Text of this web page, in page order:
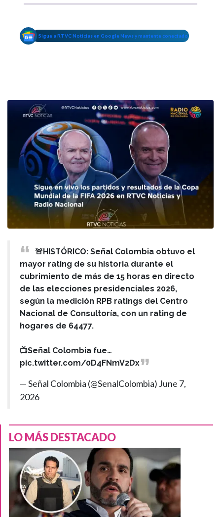
Sigue a RTVC Noticias en Google News y mantente conectado
🚨HISTÓRICO: Señal Colombia obtuvo el
mayor rating de su historia durante el
cubrimiento de más de 15 horas en directo
de las elecciones presidenciales 2026,
según la medición RPB ratings del Centro
Nacional de Consultoría, con un rating de
hogares de 64477.
📺Señal Colombia fue…
pic.twitter.com/0D4FNmV2Dx
— Señal Colombia (@SenalColombia) June 7,
2026
LO MÁS DESTACADO